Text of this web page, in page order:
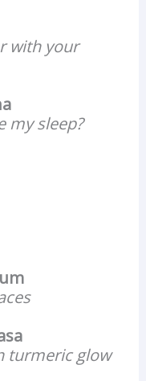
with your
my sleep?
turmeric glow